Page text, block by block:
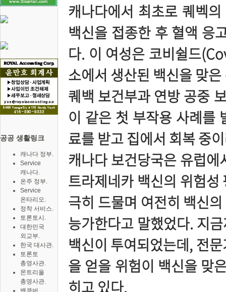
공공 생활링크
캐나다 정부.
Service
캐나다.
온주 정부.
Service
온타리오.
정착 서비스.
토론토시.
대한민국
외교부.
한국 대사관.
토론토
총영사관.
몬트리올
총영사관.
밴쿠버
캐나다에서 최초로 퀘벡
백신을 접종한 후 혈액 응
다. 이 여성은 코비쉴드
소에서 생산된 백신을 맞
퀘백 보건부과 연방 공중
이 같은 첫 부작용 사례를
료를 받고 집에서 회복 중
캐나다 보건당국은 유럽
트라제네카 백신의 위험
극히 드물며 여전히 백신
능가한다고 말했었다. 지
백신이 투여되었는데, 전
을 얻을 위험이 백신을 맞
히고 있다.